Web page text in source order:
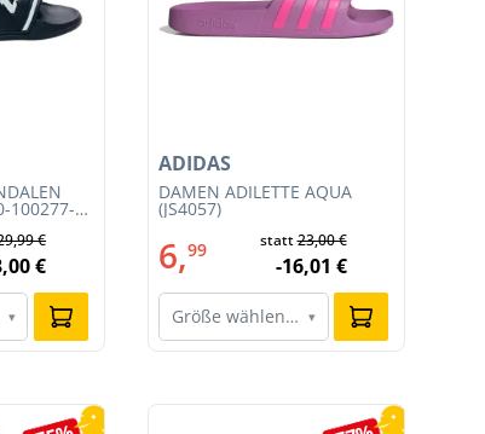
100277-
€
€
▾
DAMEN ADILETTE AQUA
(JS4057)
ADIDAS
6,99 statt23,00 €
-16,01 €
Größe wählen… ▾